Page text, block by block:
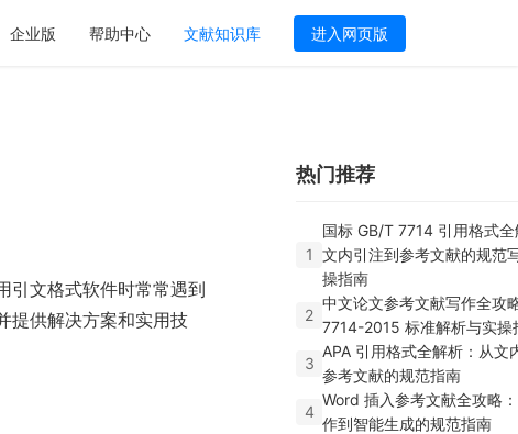
企业版 帮助中心 文献知识库 进入网页版
引文格式软件时常常遇到
提供解决方案和实用技
热门推荐
1
国标 GB/T 7714 引用格式
文内引注到参考文献的规范
操指南
2
中文论文参考文献写作全攻
7714-2015 标准解析与实操
3
APA 引用格式全解析：从文
参考文献的规范指南
4
Word 插入参考文献全攻略
作到智能生成的规范指南